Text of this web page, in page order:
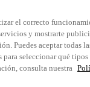
el correcto
y mostrarte
Puedes aceptar todas
seleccionar qué tipos
consulta nuestra